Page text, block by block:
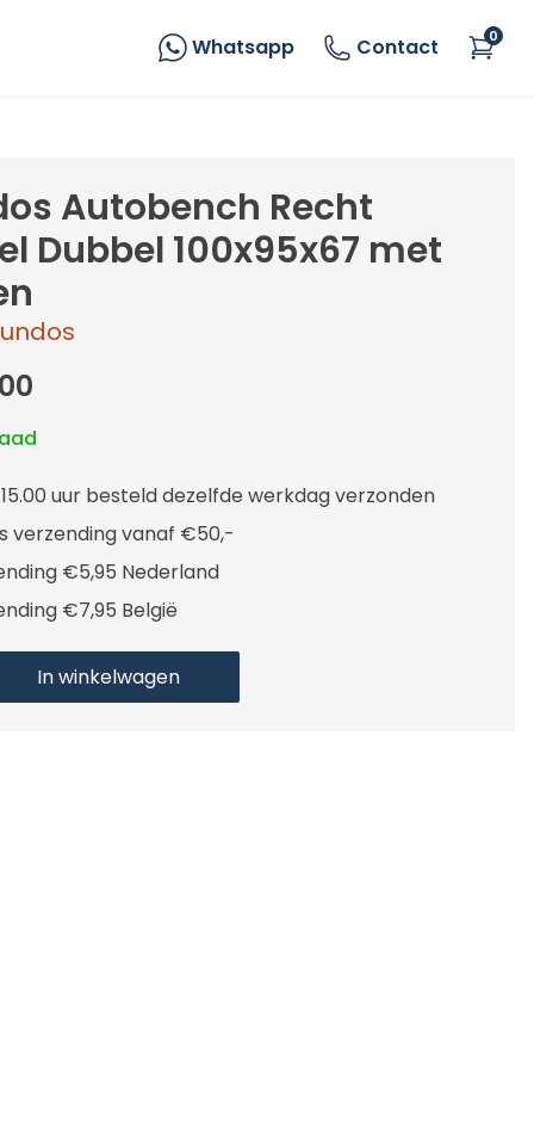
Whatsapp Contact 0
Autobench Recht
Dubbel 100x95x67 met
uur besteld dezelfde werkdag verzonden
verzending vanaf €50,-
€5,95 Nederland
€7,95 België
In winkelwagen